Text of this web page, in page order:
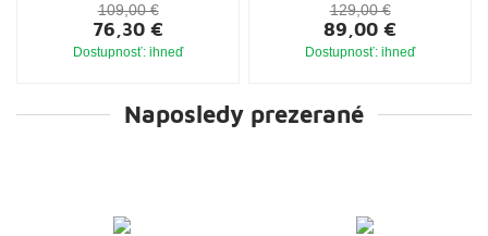
109,00 €
76,30 €
Dostupnosť: ihneď
129,00 €
89,00 €
Dostupnosť: ihneď
Naposledy prezerané